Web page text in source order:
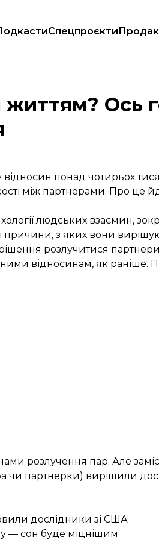
Спецпроєкти
Ось
відносин понад чотирьох
між партнерами. Про це
людських взаємин,
причини, з яких вони
розлучитися
відносинам, як раніше.
розлучення пар. Але
чи партнерки) вирішили
дослідники зі США
— сон буде міцнішим